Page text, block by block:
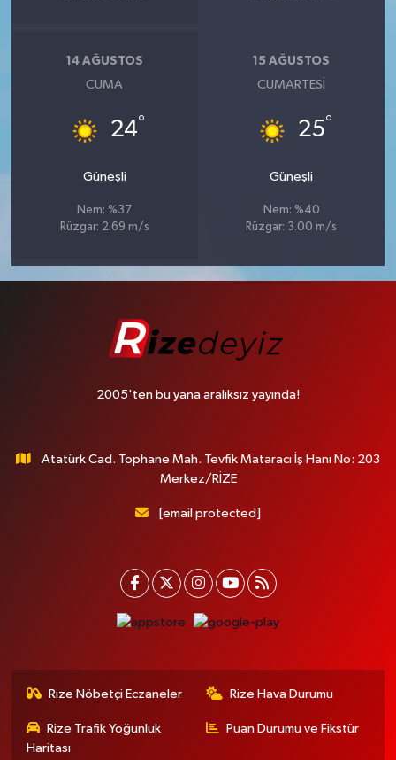
14 AĞUSTOS
CUMA
24°
Güneşli
Nem: %37
Rüzgar: 2.69 m/s
15 AĞUSTOS
CUMARTESI
25°
Güneşli
Nem: %40
Rüzgar: 3.00 m/s
2005'ten bu yana aralıksız yayında!
Atatürk Cad. Tophane Mah. Tevfik Mataracı İş Hanı No: 203
Merkez/RİZE
[email protected]
Rize Nöbetçi Eczaneler Rize Hava Durumu
Rize Trafik Yoğunluk
Haritası
Puan Durumu ve Fikstür